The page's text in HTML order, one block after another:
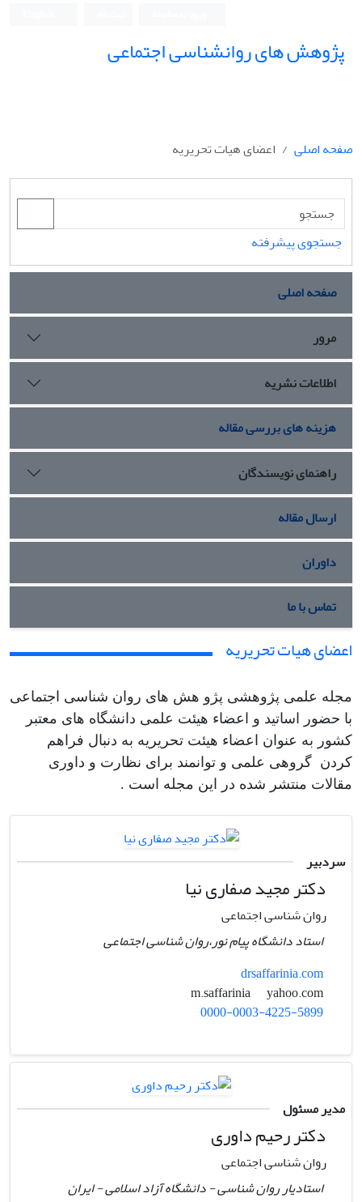
پژوهش های روانشناسی اجتماعی
صفحه اصلی اعضای هیات تحریریه
جستجوی پیشرفته
صفحه اصلی
مرور
اطلاعات نشریه
هزینه های بررسی مقاله
راهنمای نویسندگان
ارسال مقاله
داوران
تماس با ما
اعضای هیات تحریریه
مجله علمی پژوهشی پژو هش های روان شناسی اجتماعی
با حضور اساتید و اعضاء هیئت علمی دانشگاه های معتبر
کشور به عنوان اعضاء هیئت تحریریه به دنبال فراهم
کردن گروهی علمی و توانمند برای نظارت و داوری
مقالات منتشر شده در این مجله است .
سردبیر
دکتر مجید صفاری نیا
روان شناسی اجتماعی
استاد دانشگاه پیام نور،روان شناسی اجتماعی
drsaffarinia.com
yahoo.com
0000-0003-4225-5899
مدیر مسئول
دکتر رحیم داوری
روان شناسی اجتماعی
استادیار روان شناسی - دانشگاه آزاد اسلامی - ایران